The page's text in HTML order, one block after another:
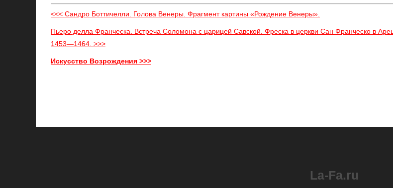
<<< Сандро Боттичелли. Голова Венеры. Фрагмент картины «Рождение Венеры».
Пьеро делла Франческа. Встреча Соломона с царицей Савской. Фреска в церкви Сан Франческо в
1453—1464. >>>
Искусство Возрождения >>>
La-Fa.ru